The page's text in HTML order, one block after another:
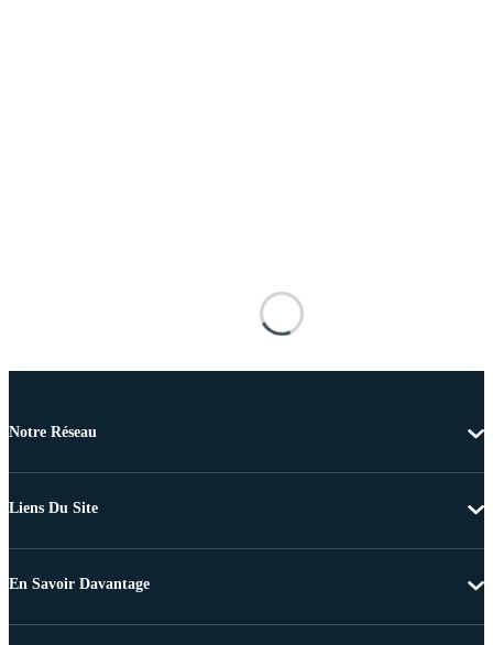
Notre Réseau
Liens Du Site
En Savoir Davantage